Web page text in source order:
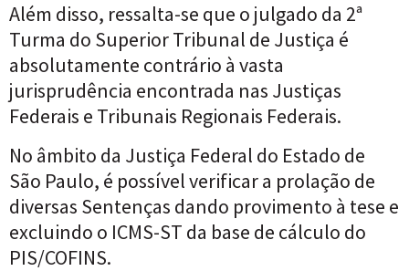
Além disso, ressalta-se que o julgado da 2ª
Turma do Superior Tribunal de Justiça é
absolutamente contrário à vasta
jurisprudência encontrada nas Justiças
Federais e Tribunais Regionais Federais.
No âmbito da Justiça Federal do Estado de
São Paulo, é possível verificar a prolação de
diversas Sentenças dando provimento à tese e
excluindo o ICMS-ST da base de cálculo do
PIS/COFINS.